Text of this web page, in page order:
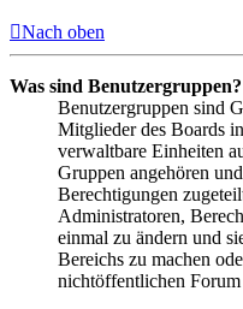
Nach oben
Was sind Benutzergruppen?
Benutzergruppen sind
Mitglieder des Boards
verwaltbare Einheiten
Gruppen angehören
Berechtigungen
Administratoren,
einmal zu ändern und
Bereichs zu machen
nichtöffentlichen Forum